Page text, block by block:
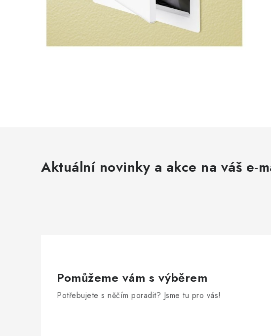
Aktuální novinky a akce na váš e-
Pomůžeme vám s výběrem
Potřebujete s něčím poradit? Jsme tu pro vás!